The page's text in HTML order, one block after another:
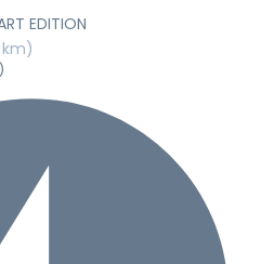
EDITION